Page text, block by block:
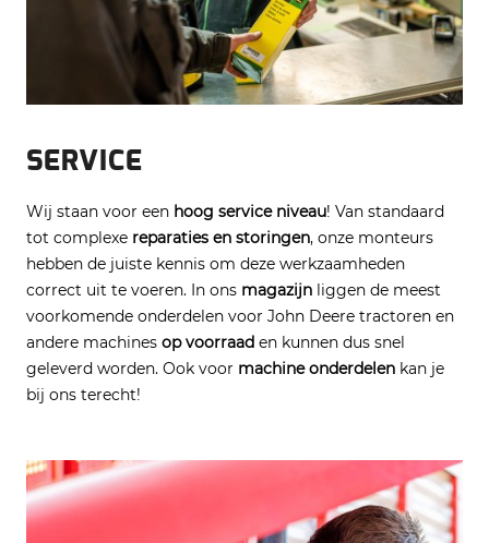
SERVICE
Wij staan voor een hoog service niveau! Van standaard
tot complexe reparaties en storingen, onze monteurs
hebben de juiste kennis om deze werkzaamheden
correct uit te voeren. In ons magazijn liggen de meest
voorkomende onderdelen voor John Deere tractoren en
andere machines op voorraad en kunnen dus snel
geleverd worden. Ook voor machine onderdelen kan je
bij ons terecht!